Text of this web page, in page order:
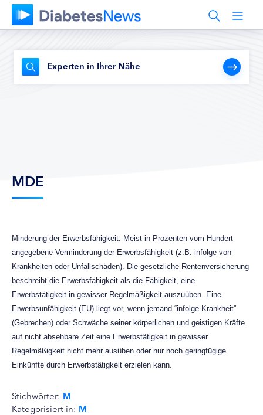
Experten in Ihrer Nähe
MDE
Minderung der Erwerbsfähigkeit. Meist in Prozenten vom Hundert
angegebene Verminderung der Erwerbsfähigkeit (z.B. infolge von
Krankheiten oder Unfallschäden). Die gesetzliche Rentenversicherung
beschreibt die Erwerbsfähigkeit als die Fähigkeit, eine
Erwerbstätigkeit in gewisser Regelmäßigkeit auszuüben. Eine
Erwerbsunfähigkeit (EU) liegt vor, wenn jemand “infolge Krankheit”
(Gebrechen) oder Schwäche seiner körperlichen und geistigen Kräfte
auf nicht absehbare Zeit eine Erwerbstätigkeit in gewisser
Regelmäßigkeit nicht mehr ausüben oder nur noch geringfügige
Einkünfte durch Erwerbstätigkeit erzielen kann.
Stichwörter: M
Kategorisiert in: M